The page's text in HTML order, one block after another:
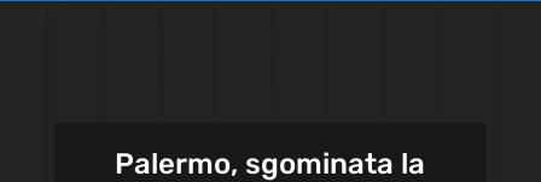
Palermo, sgominata la